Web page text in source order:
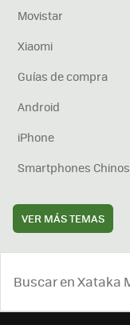
Movistar
Xiaomi
Guías de compra
Android
iPhone
Smartphones Chinos
VER MÁS TEMAS